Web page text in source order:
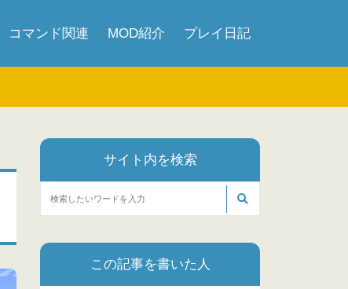
コマンド関連 MOD紹介 プレイ日記
サイト内を検索
この記事を書いた人